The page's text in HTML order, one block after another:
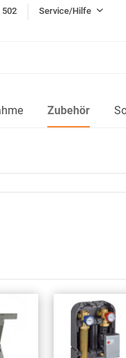
502 Service/Hilfe
Zubehör